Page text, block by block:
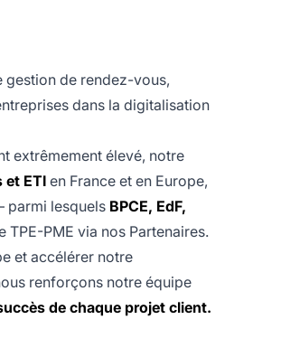
gestion de rendez-vous,
dans la digitalisation
extrêmement élevé, notre
et ETI en France et en Europe,
parmi lesquels BPCE, EdF,
TPE-PME via nos Partenaires.
et accélérer notre
renforçons notre équipe
de chaque projet client.